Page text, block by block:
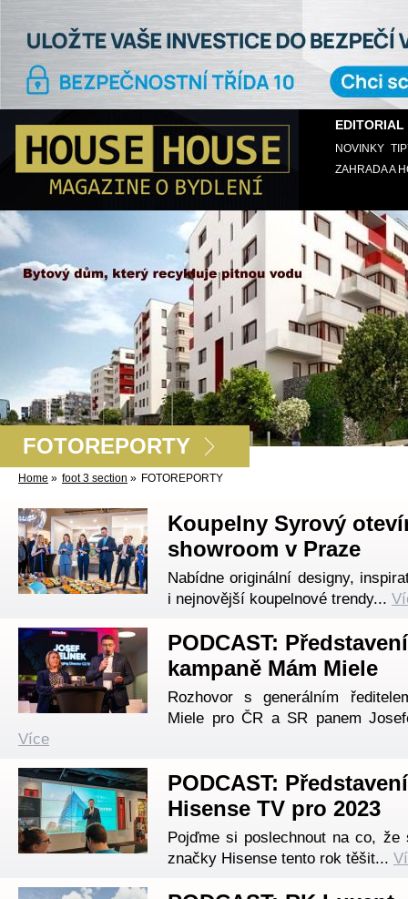
EDITORIAL
NOVINKY
ZAHRADA A
FOTOREPORTY
Home » foot 3 section » FOTOREPORTY
Koupelny Syrový
showroom v Praze
Nabídne originální designy,
i nejnovější koupelnové trendy...
PODCAST: Představení
kampaně Mám Miele
Rozhovor s generálním
Miele pro ČR a SR panem
Více
PODCAST:
Hisense TV pro 2023
Pojďme si poslechnout na co, že
značky Hisense tento rok těšit...